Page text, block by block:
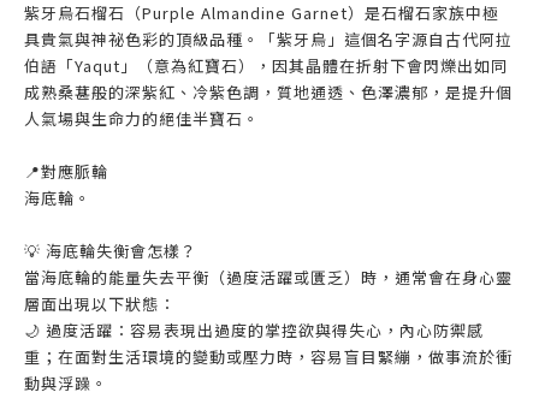
紫牙烏石榴石（Purple Almandine Garnet）是石榴石家族中極
具貴氣與神祕色彩的頂級品種。「紫牙烏」這個名字源自古代阿拉
伯語「Yaqut」（意為紅寶石），因其晶體在折射下會閃爍出如同
成熟桑葚般的深紫紅、冷紫色調，質地通透、色澤濃郁，是提升個
人氣場與生命力的絕佳半寶石。
📍對應脈輪
海底輪。
💡 海底輪失衡會怎樣？
當海底輪的能量失去平衡（過度活躍或匱乏）時，通常會在身心靈
層面出現以下狀態：
🌙 過度活躍：容易表現出過度的掌控欲與得失心，內心防禦感
重；在面對生活環境的變動或壓力時，容易盲目緊繃，做事流於衝
動與浮躁。